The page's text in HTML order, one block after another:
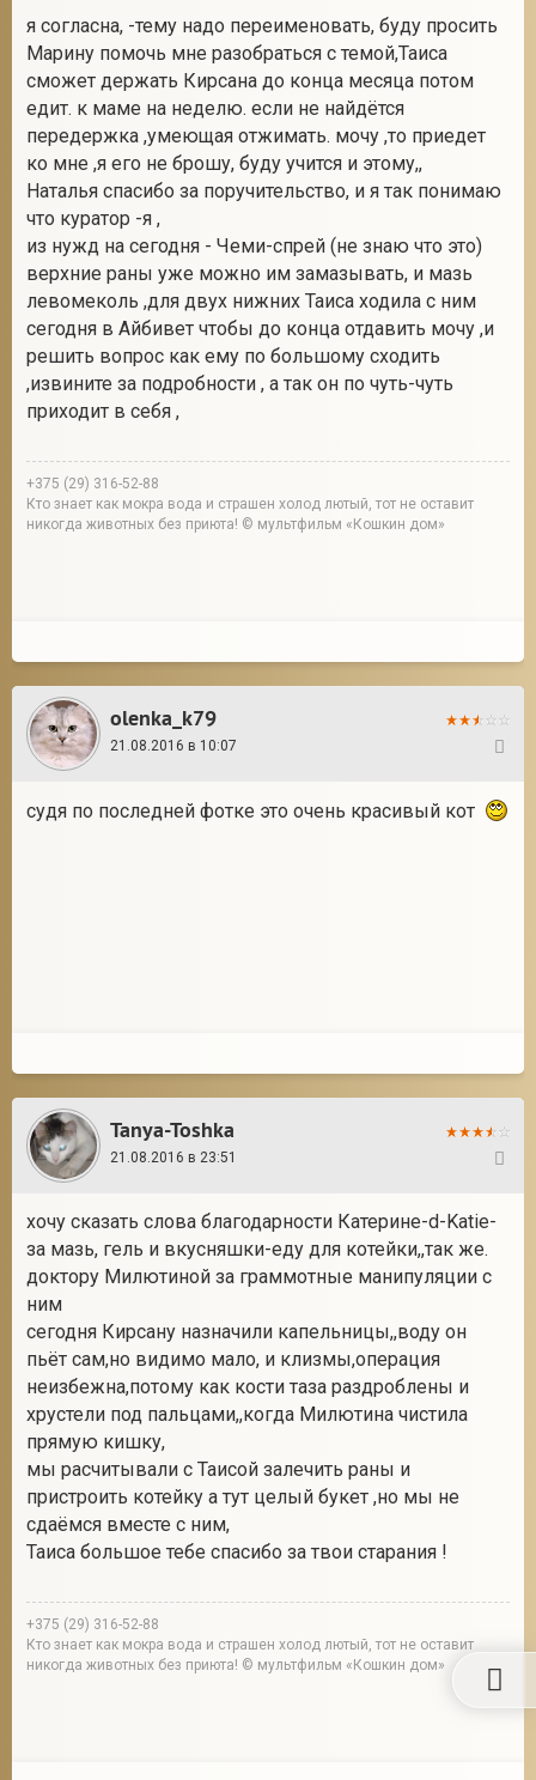
я согласна, -тему надо переименовать, буду просить
Марину помочь мне разобраться с темой,Таиса
сможет держать Кирсана до конца месяца потом
едит. к маме на неделю. если не найдётся
передержка ,умеющая отжимать. мочу ,то приедет
ко мне ,я его не брошу, буду учится и этому,,
Наталья спасибо за поручительство, и я так понимаю
что куратор -я ,
из нужд на сегодня - Чеми-спрей (не знаю что это)
верхние раны уже можно им замазывать, и мазь
левомеколь ,для двух нижних Таиса ходила с ним
сегодня в Айбивет чтобы до конца отдавить мочу ,и
решить вопрос как ему по большому сходить
,извините за подробности , а так он по чуть-чуть
приходит в себя ,
+375 (29) 316-52-88
Кто знает как мокра вода и страшен холод лютый, тот не оставит
никогда животных без приюта! © мультфильм «Кошкин дом»
olenka_k79
21.08.2016 в 10:07
судя по последней фотке это очень красивый кот
Tanya-Toshka
21.08.2016 в 23:51
хочу сказать слова благодарности Катерине-d-Katie-
за мазь, гель и вкусняшки-еду для котейки,,так же.
доктору Милютиной за граммотные манипуляции с
ним
сегодня Кирсану назначили капельницы,,воду он
пьёт сам,но видимо мало, и клизмы,операция
неизбежна,потому как кости таза раздроблены и
хрустели под пальцами,,когда Милютина чистила
прямую кишку,
мы расчитывали с Таисой залечить раны и
пристроить котейку а тут целый букет ,но мы не
сдаёмся вместе с ним,
Таиса большое тебе спасибо за твои старания !
+375 (29) 316-52-88
Кто знает как мокра вода и страшен холод лютый, тот не оставит
никогда животных без приюта! © мультфильм «Кошкин дом»